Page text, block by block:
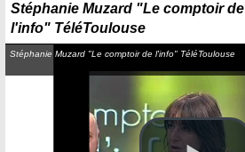
Stéphanie Muzard "Le comptoir de
l'info" TéléToulouse
Stéphanie Muzard "Le comptoir de l'info" TéléToulouse